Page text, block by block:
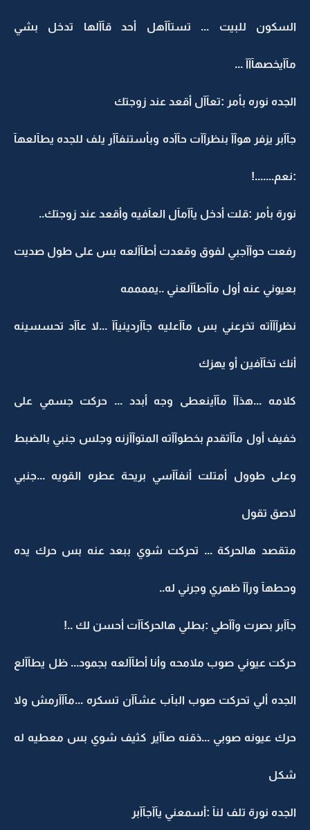
السكون للبيت ... تستآآهل أحد قآآلها تدخل بشي
مآآيخصهآآآ ...
الجده نوره بأمر :تعآآل أقعد عند زوجتك
جآآبر يزفر هوآآ بنظرآآت حآآده وبأستنفآآر يلف للجده يطآلعهآ
:نعم.......!
نورة بأمر :قلت أدخل يآآمآل العآفيه وأقعد عند زوجتك..
رفعت حوآآجبي لفوق وقعدت أطآآلعه بس على طول صديت
بعيوني عنه أول مآآطآآلعني ..يممممه
نظرآآآته تخرعني بس مآآعليه جآآردينيآآ ...لا عآآد تحسسينه
أنك تخآآفين أو يهزك
كلامه ...هذآآ مآآينعطى وجه أبدد ... حركت جسمي على
خفيف أول مآآتقدم بخطوآآته المتوآآزنه وجلس جنبي بالضبط
وعلى طوول أمتلت أنفآآسي بريحة عطره القويه ...جنبي
لاصق تقول
متقصد هالحركة ... تحركت شوي ببعد عنه بس حرك يده
وحطهآ ورآآ ظهري وجرني له..
جآآبر بصرت وآآطي :بطلي هالحركآآت أحسن لك ..!
حركت عيوني صوب ملامحه وأنا أطآآلعه بجمود... ظل يطآآلع
الجده ألي تحركت صوب البآب عشآآن تسكره ...مآآآرمش ولا
حرك عيونه صوبي ...ذقنه صآآير كثيف شوي بس معطيه له
شكل
الجده نورة تلف لنآ :أسمعني يآآجآآبر